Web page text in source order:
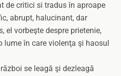
de critici si tradus în aproape
abrupt, halucinant, dar
el vorbeşte despre prietenie,
lume în care violenţa şi haosul
se leagă şi dezleagă